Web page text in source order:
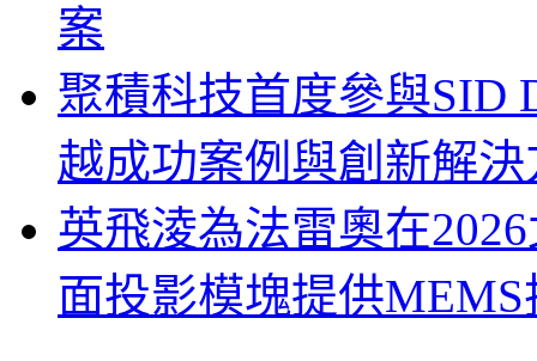
案
聚積科技首度參與SID
越成功案例與創新解決
英飛淩為法雷奧在
面投影模塊提供MEMS